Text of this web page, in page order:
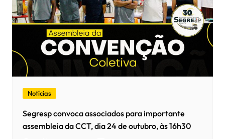
Notícias
Segresp convoca associados para importante
assembleia da CCT, dia 24 de outubro, às 16h30